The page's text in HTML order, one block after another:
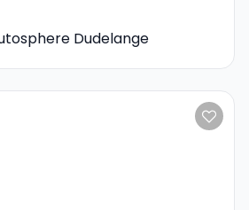
Dudelange